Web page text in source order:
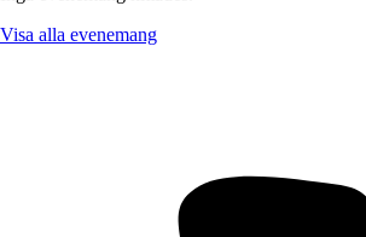
Visa alla evenemang